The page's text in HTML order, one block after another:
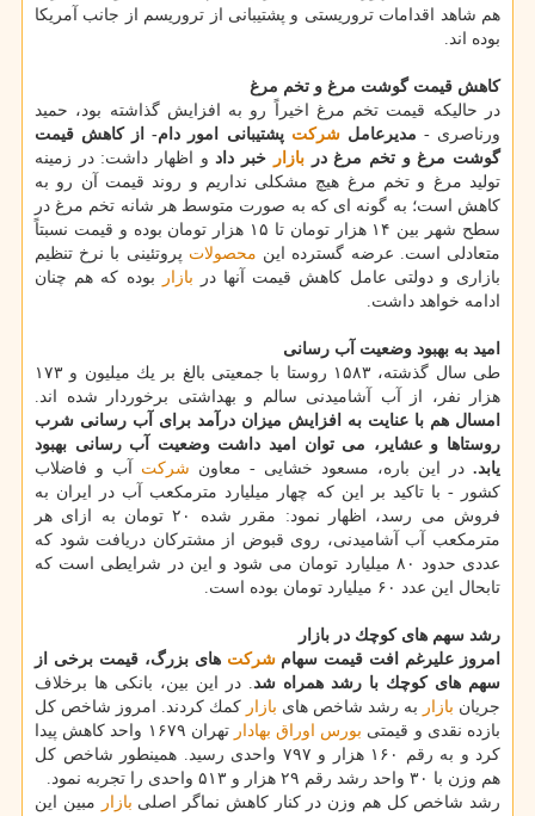
هم شاهد اقدامات تروریستی و پشتیبانی از تروریسم از جانب آمریكا
بوده اند.
كاهش قیمت گوشت مرغ و تخم مرغ
در حالیكه قیمت تخم مرغ اخیراً رو به افزایش گذاشته بود، حمید
ورناصری - مدیرعاملشركت پشتیبانی امور دام- از كاهش قیمت
گوشت مرغ و تخم مرغ دربازار خبر دادو اظهار داشت: در زمینه
تولید مرغ و تخم مرغ هیچ مشكلی نداریم و روند قیمت آن رو به
كاهش است؛ به گونه ای كه به صورت متوسط هر شانه تخم مرغ در
سطح شهر بین ۱۴ هزار تومان تا ۱۵ هزار تومان بوده و قیمت نسبتاً
متعادلی است. عرضه گسترده این محصولات پروتئینی با نرخ تنظیم
بازاری و دولتی عامل كاهش قیمت آنها در بازار
بوده كه هم چنان
ادامه خواهد داشت.
امید به بهبود وضعیت آب رسانی
طی سال گذشته، ۱۵۸۳ روستا با جمعیتی بالغ بر یك میلیون و ۱۷۳
هزار نفر، از آب آشامیدنی سالم و بهداشتی برخوردار شده اند.
امسال هم با عنایت به افزایش میزان درآمد برای آب رسانی شرب
روستاها و عشایر، می توان امید داشت وضعیت آب رسانی بهبود
یابد. در این باره، مسعود خشایی - معاون شركت آب و فاضلاب
كشور - با تاكید بر این كه چهار میلیارد مترمكعب آب در ایران به
فروش می رسد، اظهار نمود: مقرر شده ۲۰ تومان به ازای هر
مترمكعب آب آشامیدنی، روی قبوض از مشتركان دریافت شود كه
عددی حدود ۸۰ میلیارد تومان می شود و این در شرایطی است كه
تابحال این عدد ۶۰ میلیارد تومان بوده است.
رشد سهم های كوچك در بازار
امروز علیرغم افت قیمت سهامشركت های بزرگ، قیمت برخی از
سهم های كوچك با رشد همراه شد. در این بین، بانكی ها برخلاف
جریان بازار به رشد شاخص های بازار كمك كردند. امروز شاخص كل
بازده نقدی و قیمتی بورس اوراق بهادار
تهران ۱۶۷۹ واحد كاهش پیدا
كرد و به رقم ۱۶۰ هزار و ۷۹۷ واحدی رسید. همینطور شاخص كل
هم وزن با ۳۰ واحد رشد رقم ۲۹ هزار و ۵۱۳ واحدی را تجربه نمود.
رشد شاخص كل هم وزن در كنار كاهش نماگر اصلی بازار
مبین این